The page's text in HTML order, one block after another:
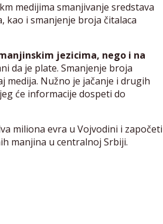
medijima smanjivanje sredstava
kao i smanjenje broja čitalaca
jezicima, nego i na
da je plate. Smanjenje broja
medija. Nužno je jačanje i drugih
će informacije dospeti do
miliona evra u Vojvodini i započeti
manjina u centralnoj Srbiji.